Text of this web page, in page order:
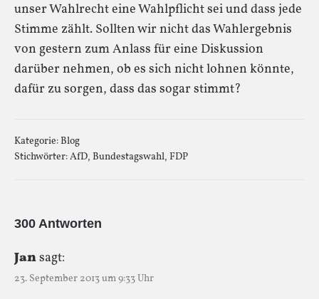
unser Wahlrecht eine Wahlpflicht sei und dass jede
Stimme zählt. Sollten wir nicht das Wahlergebnis
von gestern zum Anlass für eine Diskussion
darüber nehmen, ob es sich nicht lohnen könnte,
dafür zu sorgen, dass das sogar stimmt?
Kategorie:Blog
Stichwörter:AfD, Bundestagswahl, FDP
300 Antworten
Jansagt:
23. September 2013 um 9:33 Uhr